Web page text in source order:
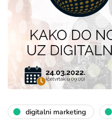
digitalni marketing